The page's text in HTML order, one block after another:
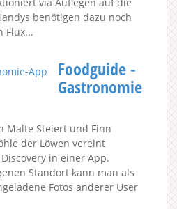
benötigen dazu noch
Flux...
Foodguide -
Gastronomie
Malte Steiert und Finn
der Löwen vereint
in einer App.
Standort kann man als
Fotos anderer User